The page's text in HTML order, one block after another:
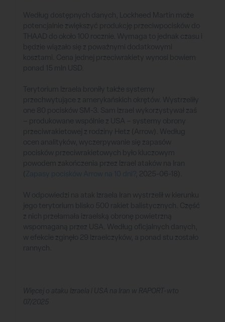
Według dostępnych danych, Lockheed Martin może
potencjalnie zwiększyć produkcję przeciwpocisków do
THAAD do około 100 rocznie. Wymaga to jednak czasu i
będzie wiązało się z poważnymi dodatkowymi
kosztami. Cena jednej przeciwrakiety wynosi bowiem
ponad 15 mln USD.
Terytorium Izraela broniły także systemy
przechwytujące z amerykańskich okrętów. Wystrzeliły
one 80 pocisków SM-3. Sam Izrael wykorzystywał zaś
– produkowane wspólnie z USA – systemy obrony
przeciwrakietowej z rodziny Hetz (Arrow). Według
ocen analityków, wyczerpywanie się zapasów
pocisków przeciwrakietowych było kluczowym
powodem zakończenia przez Izrael ataków na Iran
( Zapasy pocisków Arrow na 10 dni? , 2025-06-18).
W odpowiedzi na atak Izraela Iran wystrzelił w kierunku
jego terytorium blisko 500 rakiet balistycznych. Część
z nich przełamała izraelską obronę powietrzną
wspomaganą przez USA. Według oficjalnych danych,
w efekcie zginęło 29 Izraelczyków, a ponad stu zostało
rannych.
Więcej o ataku Izraela i USA na Iran w RAPORT-wto
07/2025